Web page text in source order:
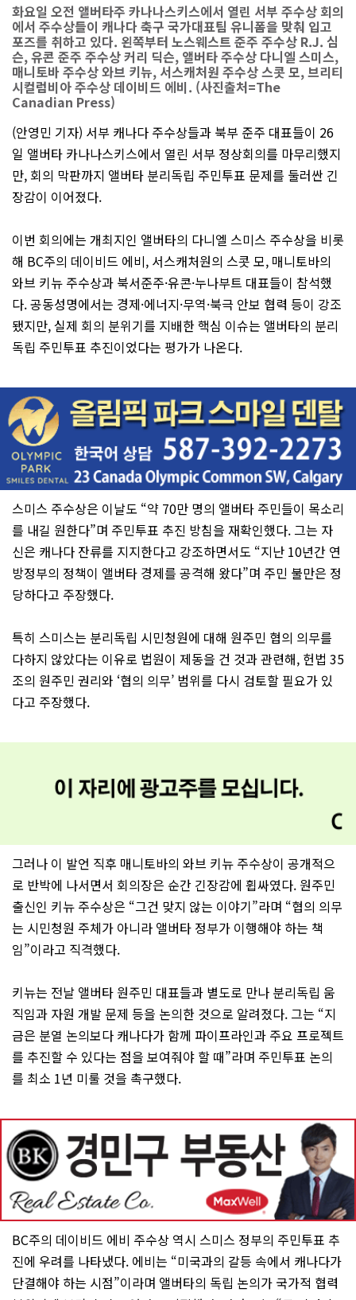
화요일 오전 앨버타주 카나나스키스에서 열린 서부 주수상 회의
에서 주수상들이 캐나다 축구 국가대표팀 유니폼을 맞춰 입고
포즈를 취하고 있다. 왼쪽부터 노스웨스트 준주 주수상 R.J. 심
슨, 유콘 준주 주수상 커리 딕슨, 앨버타 주수상 다니엘 스미스,
매니토바 주수상 와브 키뉴, 서스캐처원 주수상 스콧 모, 브리티
시컬럼비아 주수상 데이비드 에비. (사진출처=The
Canadian Press)
(안영민 기자) 서부 캐나다 주수상들과 북부 준주 대표들이 26
일 앨버타 카나나스키스에서 열린 서부 정상회의를 마무리했지
만, 회의 막판까지 앨버타 분리독립 주민투표 문제를 둘러싼 긴
장감이 이어졌다.
이번 회의에는 개최지인 앨버타의 다니엘 스미스 주수상을 비롯
해 BC주의 데이비드 에비, 서스캐처원의 스콧 모, 매니토바의
와브 키뉴 주수상과 북서준주·유콘·누나부트 대표들이 참석했
다. 공동성명에서는 경제·에너지·무역·북극 안보 협력 등이 강조
됐지만, 실제 회의 분위기를 지배한 핵심 이슈는 앨버타의 분리
독립 주민투표 추진이었다는 평가가 나온다.
스미스 주수상은 이날도 “약 70만 명의 앨버타 주민들이 목소리
를 내길 원한다”며 주민투표 추진 방침을 재확인했다. 그는 자
신은 캐나다 잔류를 지지한다고 강조하면서도 “지난 10년간 연
방정부의 정책이 앨버타 경제를 공격해 왔다”며 주민 불만은 정
당하다고 주장했다.
특히 스미스는 분리독립 시민청원에 대해 원주민 협의 의무를
다하지 않았다는 이유로 법원이 제동을 건 것과 관련해, 헌법 35
조의 원주민 권리와 ‘협의 의무’ 범위를 다시 검토할 필요가 있
다고 주장했다.
그러나 이 발언 직후 매니토바의 와브 키뉴 주수상이 공개적으
로 반박에 나서면서 회의장은 순간 긴장감에 휩싸였다. 원주민
출신인 키뉴 주수상은 “그건 맞지 않는 이야기”라며 “협의 의무
는 시민청원 주체가 아니라 앨버타 정부가 이행해야 하는 책
임”이라고 직격했다.
키뉴는 전날 앨버타 원주민 대표들과 별도로 만나 분리독립 움
직임과 자원 개발 문제 등을 논의한 것으로 알려졌다. 그는 “지
금은 분열 논의보다 캐나다가 함께 파이프라인과 주요 프로젝트
를 추진할 수 있다는 점을 보여줘야 할 때”라며 주민투표 논의
를 최소 1년 미룰 것을 촉구했다.
BC주의 데이비드 에비 주수상 역시 스미스 정부의 주민투표 추
진에 우려를 나타냈다. 에비는 “미국과의 갈등 속에서 캐나다가
단결해야 하는 시점”이라며 앨버타의 독립 논의가 국가적 협력